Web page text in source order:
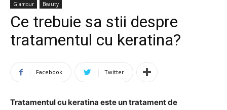
Glamour Beauty
Ce trebuie sa stii despre
tratamentul cu keratina?
Facebook Twitter
Tratamentul cu keratina este un tratament de